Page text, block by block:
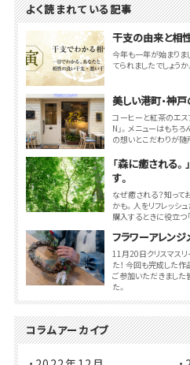
よく読まれている記事
干支の由来と相
今年も一年が始まり
てられましたでしょうか
美しい港町・神戸
コーヒーと紅茶のエス
N」。メニューはもち
の想いとこだわりが随
「森に癒される
す。
なぜ癒される？知って
かも。人をリフレッシ
購入するときに役立つ
フラワーアレンジ
11月20日クリスマスリ
た！ 今回も完成した
ご参加いただきました
た。
コラムアーカイブ